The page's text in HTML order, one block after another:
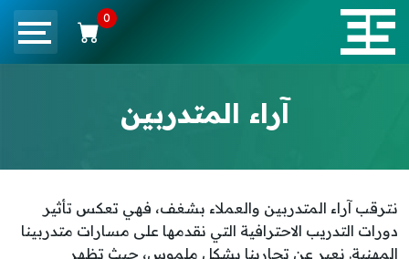
0
آراء المتدربين
نترقب آراء المتدربين والعملاء بشغف، فهي تعكس تأثير
دورات التدريب الاحترافية التي نقدمها على مسارات متدربينا
المهنية. نعبر عن تجاربنا بشكل ملموس، حيث تظهر